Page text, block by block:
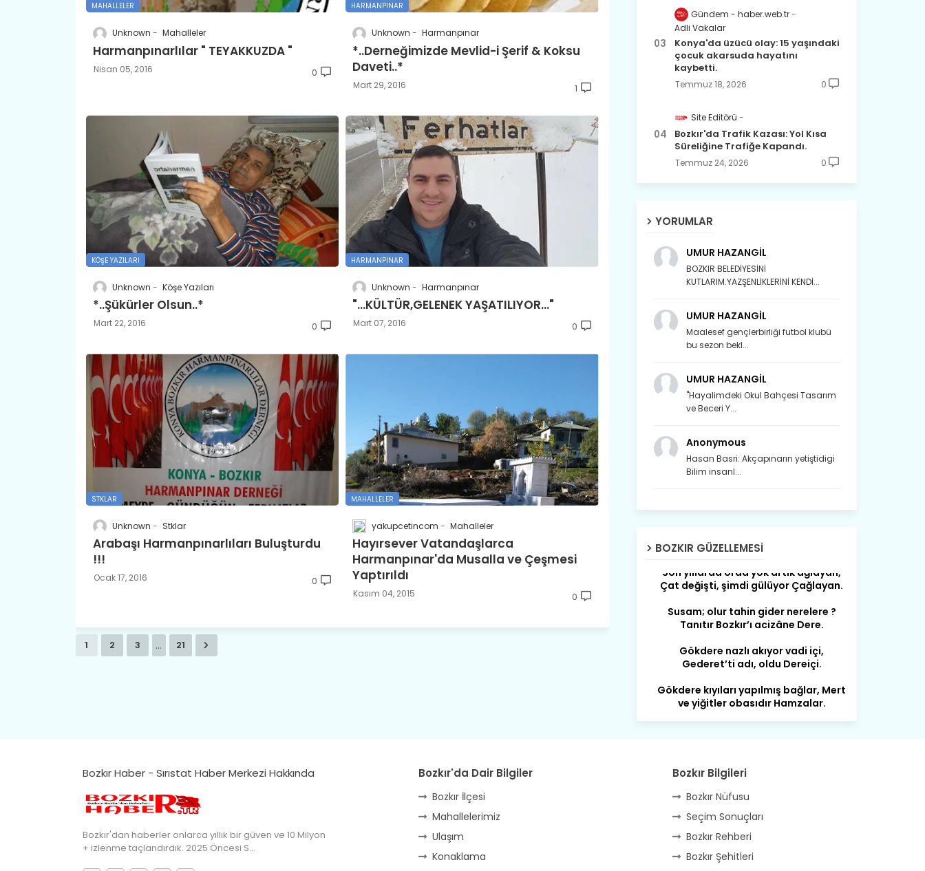
MAHALLELER
Unknown Mahalleler
Harmanpınarlılar " TEYAKKUZDA "
Nisan 05, 2016 0
HARMANPINAR
Unknown Harmanpınar
*..Derneğimizde Mevlid-i Şerif & Koksu
Daveti..*
Mart 29, 2016 1
KÖŞE YAZILARI
Unknown Köşe Yazıları
*..Şükürler Olsun..*
Mart 22, 2016 0
HARMANPINAR
Unknown Harmanpınar
"...KÜLTÜR,GELENEK YAŞATILIYOR..."
Mart 07, 2016 0
STKLAR
Unknown Stklar
Arabaşı Harmanpınarlıları Buluşturdu
!!!
Ocak 17, 2016 0
MAHALLELER
yakupcetincom Mahalleler
Hayırsever Vatandaşlarca
Harmanpınar'da Musalla ve Çeşmesi
Yaptırıldı
Kasım 04, 2015 0
1 2 3 ... 21
Gündem - haber.web.tr
Adli Vakalar
Konya'da üzücü olay: 15 yaşındaki
çocuk akarsuda hayatını
kaybetti.
Temmuz 18, 2026 0
Site Editörü
Bozkır'da Trafik Kazası: Yol Kısa
Süreliğine Trafiğe Kapandı.
Temmuz 24, 2026 0
YORUMLAR
UMUR HAZANGİL
BOZKIR BELEDİYESİNİ
KUTLARIM.YAZŞENLİKLERİNİ KENDİ...
UMUR HAZANGİL
Maalesef gençlerbirliği futbol klubü
bu sezon bekl...
UMUR HAZANGİL
"Hayalimdeki Okul Bahçesi Tasarım
ve Beceri Y...
Anonymous
Hasan Basri: Akçapınarın yetiştidigi
Bilim insanl...
BOZKIR GÜZELLEMESI
Son yıllarda orda yok artık ağlayan,
Susam; olur tahin gider nerelere ?
Gökdere nazlı akıyor vadi içi,
Gökdere kıyıları yapılmış bağlar, Mert
Harmanı,elması ve Sorkunca’sı var.
Belören, Koçaş, Kuzören vermiş hep
kan, Bunlarla kasaba olmuş Sarıoğlan.
Çarşamba’nın koynunda tarih çok
yorgun. Şehit Berâtlı, halkı yiğit genç
Bozkır Haber - Sırıstat Haber Merkezi Hakkında
Bozkır'dan haberler onlarca yıllık bir güven ve 10 Milyon
+ izlenme taçlandırdık. 2025 Öncesi S…
Bozkır'da Dair Bilgiler
Bozkır İlçesi
Mahallelerimiz
Ulaşım
Konaklama
Bozkır Bilgileri
Bozkır Nüfusu
Seçim Sonuçları
Bozkır Rehberi
Bozkır Şehitleri